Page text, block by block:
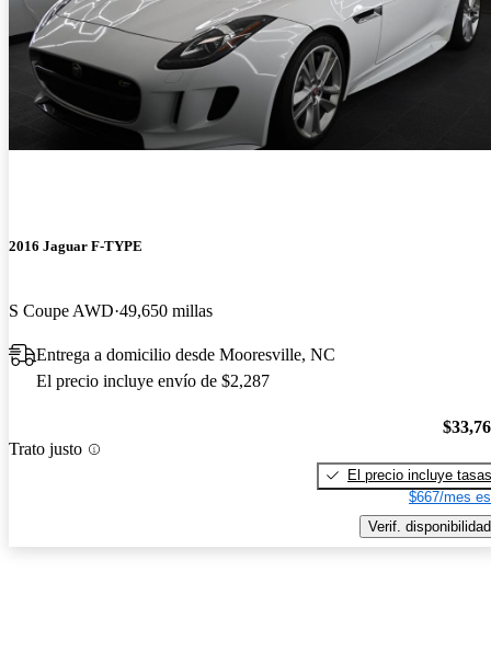
2016 Jaguar F-TYPE
S Coupe AWD 49,650 millas
Entrega a domicilio desde Mooresville, NC
El precio incluye envío de $2,287
Trato justo
El precio incluye tasas
$667/mes
Verif. disponibilidad